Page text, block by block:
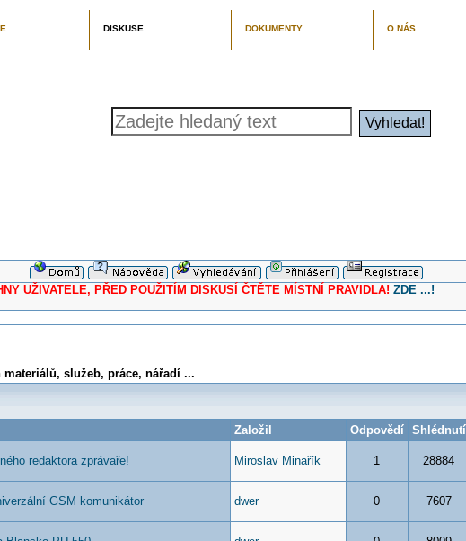
DISKUSE DOKUMENTY O NÁS
PŘED POUŽITÍM DISKUSÍ ČTĚTE MÍSTNÍ PRAVIDLA! ZDE ...!
materiálů, služeb, práce, nářadí ...
Založil Odpovědí Shlédnutí
redaktora zprávaře! Miroslav Minařík 1 28884
GSM komunikátor dwer 0 7607